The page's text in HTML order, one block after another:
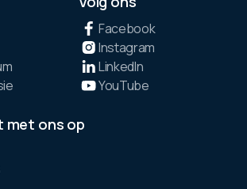
Facebook
Instagram
LinkedIn
YouTube
met ons op